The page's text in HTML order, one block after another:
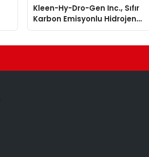
Kleen-Hy-Dro-Gen Inc., Sıfır
Karbon Emisyonlu Hidrojen
Isıtma Teknolojisinde ISO ve